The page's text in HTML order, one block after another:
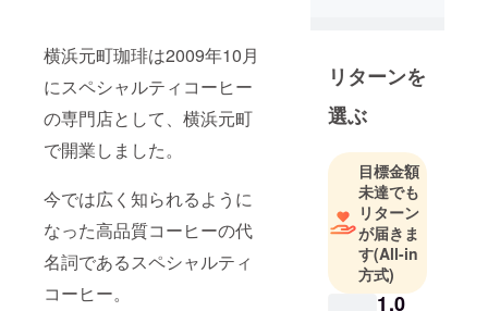
横浜元町珈琲は2009年10月
にスペシャルティコーヒー
の専門店として、横浜元町
で開業しました。
今では広く知られるように
なった高品質コーヒーの代
名詞であるスペシャルティ
コーヒー。
に横浜山手
に移店し現
在に至りま
す。
コロナ時代
に適応した
お店に進化
すべく、今
回はじめて
クラウド
リターンを
選ぶ
目標金額
未達でも
リターン
が届きま
す(All-in
方式)
1,0